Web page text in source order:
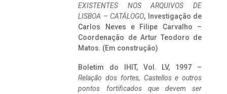
EXISTENTES NOS ARQUIVOS DE
LISBOA – CATÁLOGO, Investigação de
Carlos Neves e Filipe Carvalho –
Coordenação de Artur Teodoro de
Matos. (Em construção)
Boletim do IHIT, Vol. LV, 1997 –
Relação dos fortes, Castellos e outros
pontos fortificados que devem ser